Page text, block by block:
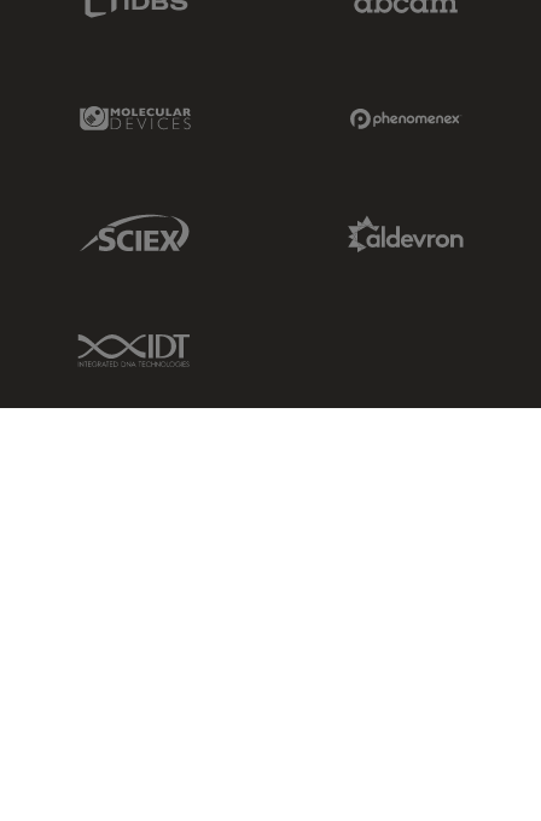
Molecular Devices Link
Sciex Link
IDT Link